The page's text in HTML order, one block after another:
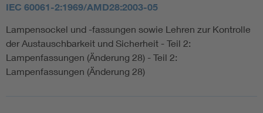
IEC 60061-2:1969/AMD28:2003-05
Lampensockel und -fassungen sowie Lehren zur Kontrolle
der Austauschbarkeit und Sicherheit - Teil 2:
Lampenfassungen (Änderung 28) - Teil 2:
Lampenfassungen (Änderung 28)